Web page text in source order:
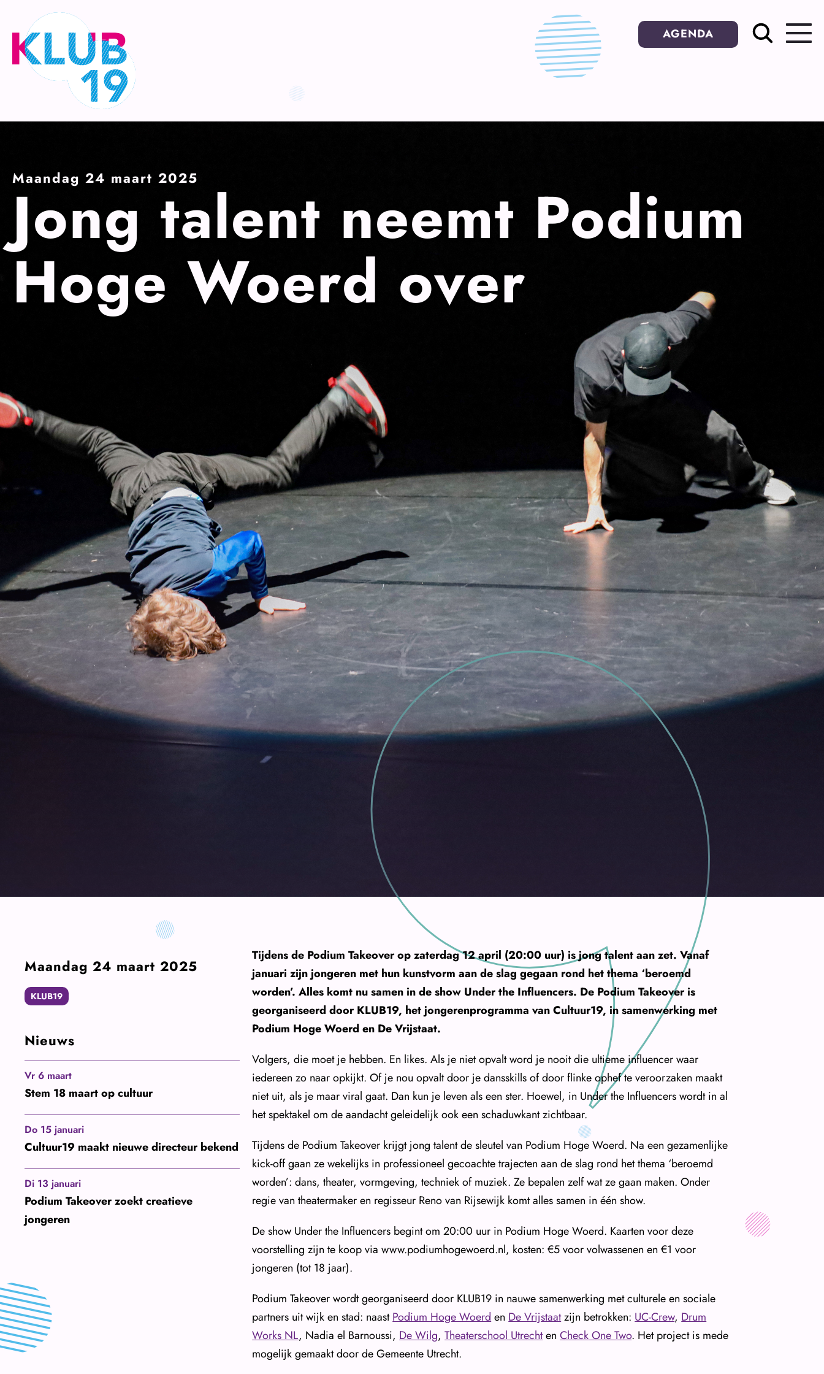
Ga
naar
inhoud
AGENDA
Maandag 24 maart 2025
Jong talent neemt Podium
Hoge Woerd over
Tijdens de Podium Takeover op zaterdag 12 april (20:00 uur) is jong talent aan zet. Vanaf
januari zijn jongeren met hun kunstvorm aan de slag gegaan rond het thema ‘beroemd
worden’. Alles komt nu samen in de show Under the Influencers. De Podium Takeover is
georganiseerd door KLUB19, het jongerenprogramma van Cultuur19, in samenwerking met
Podium Hoge Woerd en De Vrijstaat.
Volgers, die moet je hebben. En likes. Als je niet opvalt word je nooit die ultieme influencer waar
iedereen zo naar opkijkt. Of je nou opvalt door je dansskills of door flinke ophef te veroorzaken maakt
niet uit, als je maar viral gaat. Dan kun je leven als een ster. Hoewel, in Under the Influencers wordt in al
het spektakel om de aandacht geleidelijk ook een schaduwkant zichtbaar.
Tijdens de Podium Takeover krijgt jong talent de sleutel van Podium Hoge Woerd. Na een gezamenlijke
kick-off gaan ze wekelijks in professioneel gecoachte trajecten aan de slag rond het thema ‘beroemd
worden’: dans, theater, vormgeving, techniek of muziek. Ze bepalen zelf wat ze gaan maken. Onder
regie van theatermaker en regisseur Reno van Rijsewijk komt alles samen in één show.
De show Under the Influencers begint om 20:00 uur in Podium Hoge Woerd. Kaarten voor deze
voorstelling zijn te koop via www.podiumhogewoerd.nl, kosten: €5 voor volwassenen en €1 voor
jongeren (tot 18 jaar).
Podium Takeover wordt georganiseerd door KLUB19 in nauwe samenwerking met culturele en sociale
partners uit wijk en stad: naastPodium Hoge Woerd en De Vrijstaatzijn betrokken: UC-Crew, Drum
Works NL, Nadia el Barnoussi, De Wilg,Theaterschool UtrechtenCheck One Two. Het project is mede
mogelijk gemaakt door de Gemeente Utrecht.
Maandag 24 maart 2025
KLUB19
Nieuws
Stem 18 maart op cultuur
Vr 6 maart
Cultuur19 maakt nieuwe directeur bekend
Do 15 januari
Podium Takeover zoekt creatieve
jongeren
Di 13 januari